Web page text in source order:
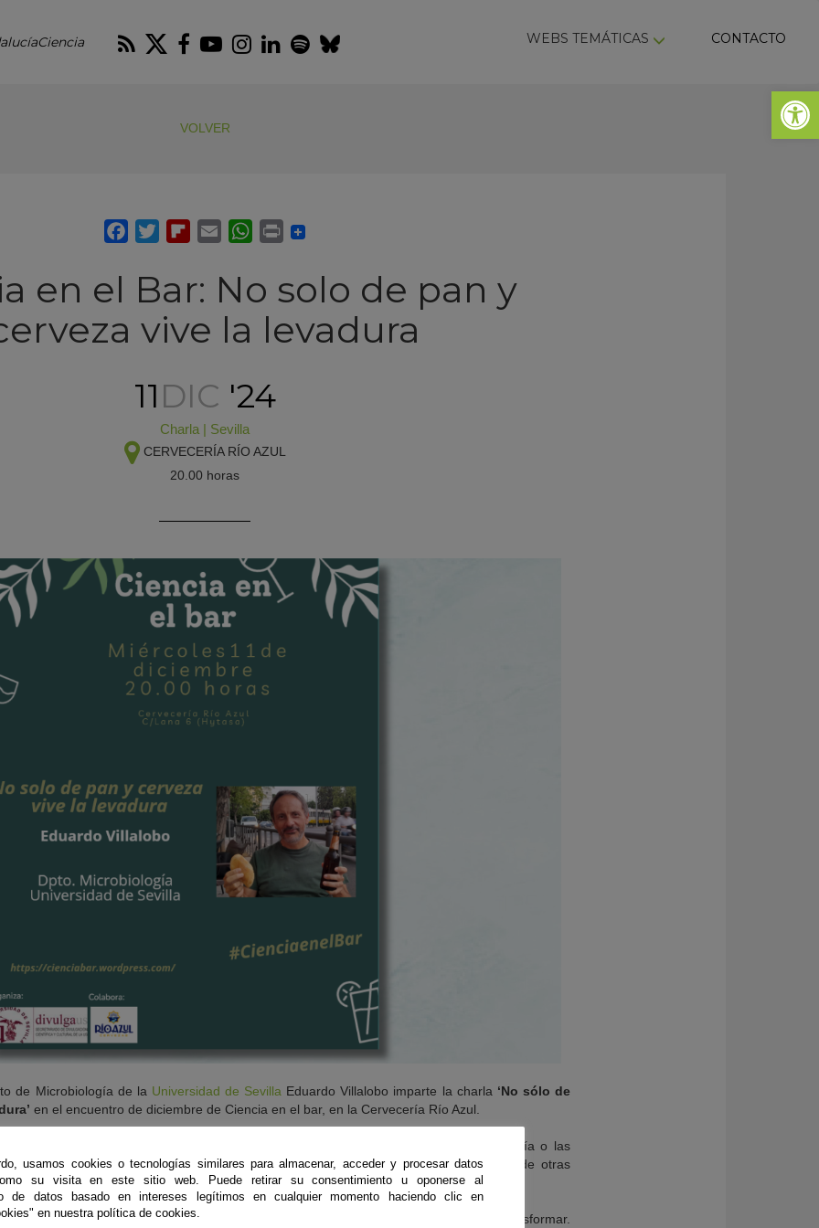
Abrir
RSS Twitter
Facebook
Youtube
Instagram
LinkedIn
Spotify
Bluesky WEBS TEMÁTICAS CONTACTO
VOLVER
en el Bar: No solo de pan y
vive la levadura
11DIC '24
Charla | Sevilla
CERVECERÍA RÍO AZUL
20.00 horas
de Microbiología de la Universidad de Sevilla Eduardo Villalobo imparte la charla ‘No sólo de
en el encuentro de diciembre de Ciencia en el bar, en la Cervecería Río Azul.
divulga sobre las levaduras que se encuentran en «el pan nuestro de cada día o las
pero ¿sabías que estos diminutos seres vivos están detrás de la fabricación de otras
vino! «.
en una reunión informal con los asistentes «la magia que ocurre para transformar.
usamos cookies o tecnologías similares para almacenar, acceder y procesar datos
su visita en este sitio web. Puede retirar su consentimiento u oponerse al
de datos basado en intereses legítimos en cualquier momento haciendo clic en
en nuestra política de cookies.